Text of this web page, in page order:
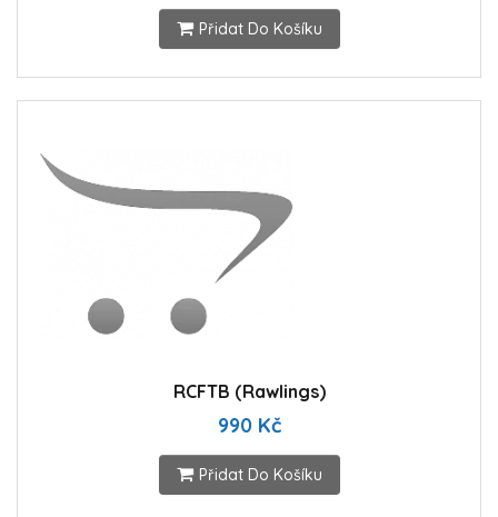
Přidat Do Košíku
RCFTB (Rawlings)
990 Kč
Přidat Do Košíku